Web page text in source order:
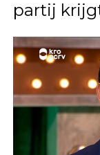
partij